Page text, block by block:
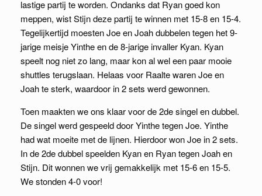
lastige partij te worden. Ondanks dat Ryan goed kon
meppen, wist Stijn deze partij te winnen met 15-8 en 15-4.
Tegelijkertijd moesten Joe en Joah dubbelen tegen het 9-
jarige meisje Yinthe en de 8-jarige invaller Kyan. Kyan
speelt nog niet zo lang, maar kon al wel een paar mooie
shuttles terugslaan. Helaas voor Raalte waren Joe en
Joah te sterk, waardoor in 2 sets werd gewonnen.
Toen maakten we ons klaar voor de 2de singel en dubbel.
De singel werd gespeeld door Yinthe tegen Joe. Yinthe
had wat moeite met de lijnen. Hierdoor won Joe in 2 sets.
In de 2de dubbel speelden Kyan en Ryan tegen Joah en
Stijn. Dit wonnen we vrij gemakkelijk met 15-6 en 15-5.
We stonden 4-0 voor!